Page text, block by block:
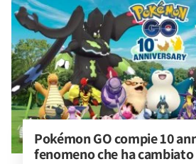
Pokémon GO compie 10
fenomeno che ha